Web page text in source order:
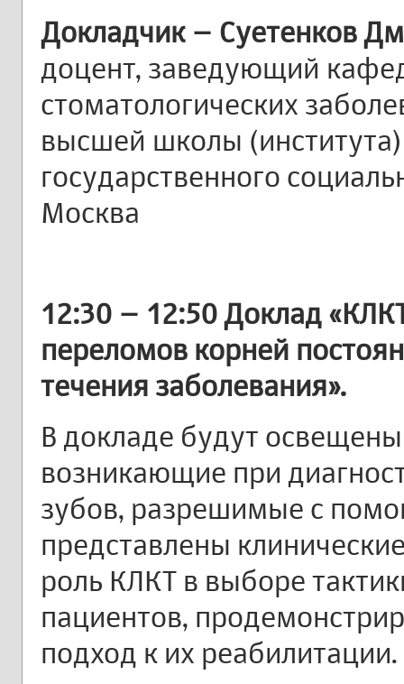
Докладчик– Суетенков
доцент, заведующий
стоматологических
высшей школы (института)
государственного
Москва
12:30 – 12:50 Доклад
переломов корней
течения заболевания».
В докладе будут
возникающие при
зубов, разрешимые с
представлены
роль КЛКТ в выборе
пациентов,
подход к их реабилитации.